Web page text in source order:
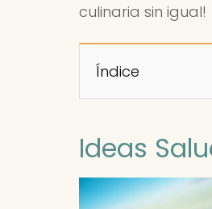
culinaria sin igual!
Índice
Ideas